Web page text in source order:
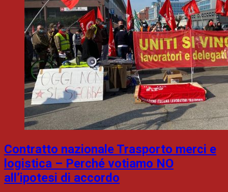
Contratto nazionale Trasporto merci e
logistica – Perché votiamo NO
all’ipotesi di accordo